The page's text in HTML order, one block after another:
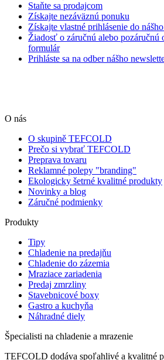
Staňte sa prodajcom
Získajte nezáväznú ponuku
Získajte vlastné prihlásenie do
Žiadosť o záručnú alebo pozáručnú
formulár
Prihláste sa na odber nášho
O nás
O skupině TEFCOLD
Prečo si vybrať TEFCOLD
Preprava tovaru
Reklamné polepy "branding"
Ekologicky šetrné kvalitné produkty
Novinky a blog
Záručné podmienky
Produkty
Tipy
Chladenie na predajňu
Chladenie do zázemia
Mraziace zariadenia
Predaj zmrzliny
Stavebnicové boxy
Gastro a kuchyňa
Náhradné diely
Špecialisti na chladenie a mrazenie
TEFCOLD dodáva spoľahlivé a kvalitné